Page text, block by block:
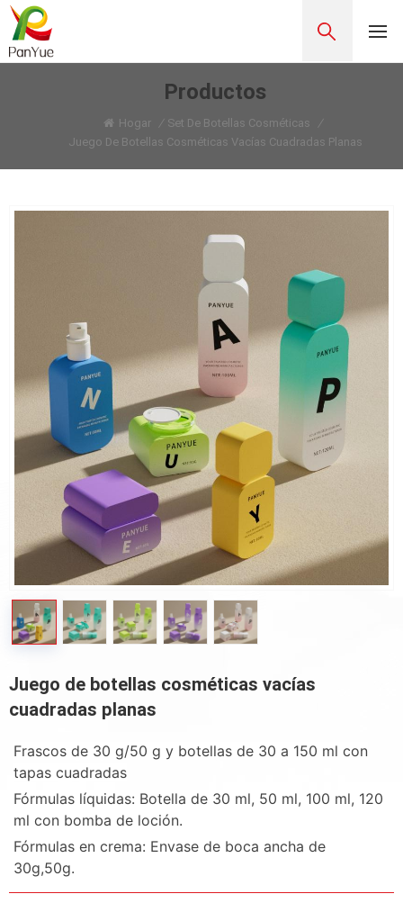
Productos
Hogar / Set De Botellas Cosméticas
/
Juego De Botellas Cosméticas Vacías Cuadradas Planas
Juego de botellas cosméticas vacías
cuadradas planas
Frascos de 30 g/50 g y botellas de 30 a 150 ml con
tapas cuadradas
Fórmulas líquidas: Botella de 30 ml, 50 ml, 100 ml, 120
ml con bomba de loción.
Fórmulas en crema: Envase de boca ancha de
30g,50g.